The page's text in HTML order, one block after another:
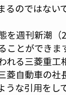
るのではない
を週刊新潮（
ことができま
れる三菱重工
菱自動車の社
うな引用をし